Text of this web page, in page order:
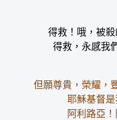
得救！哦，被殺
得救，永感我
但願尊貴，榮耀，
耶穌基督是
阿利路亞